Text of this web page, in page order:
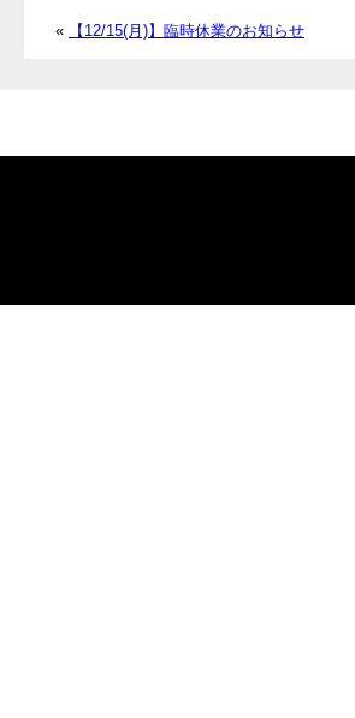
« 【12/15(月)】臨時休業のお知らせ